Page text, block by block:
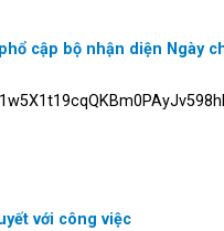
cập bộ nhận diện Ngày
với công việc